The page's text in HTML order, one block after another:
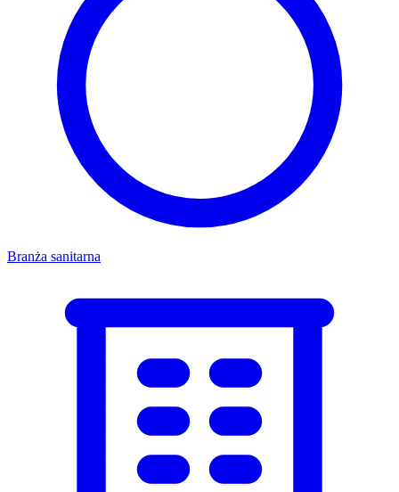
Branża sanitarna